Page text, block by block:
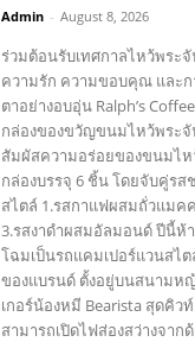
Admin - August 8, 2026
ร่วมต้อนรับเทศกาลไหว้พระ
ความรัก ความขอบคุณ และ
ตาอย่างอบอุ่น Ralph’s
กล่องของขวัญขนมไหว้พระ
สัมผัสความอร่อยของขนมไ
กล่องบรรจุ 6 ชิ้น โดยจับคู่ร
สไตล์ 1.รสกาแฟผสมถั่วแมคคาเดเมีย 2.รสเม็ดบัวไข่แดง
3.รสงาดำผสมอัลมอนด์ ปีนี้ห้ามพลาดกับดีไซน์กล่องที่แปลง
โฉมเป็นรถแคมเปอร์แวนสไต
ของแบรนด์ ตั้งอยู่บนสนามห
เกอร์น้องหมี Bearista สุดคิว
สามารถเปิดไฟส่องสว่างจา